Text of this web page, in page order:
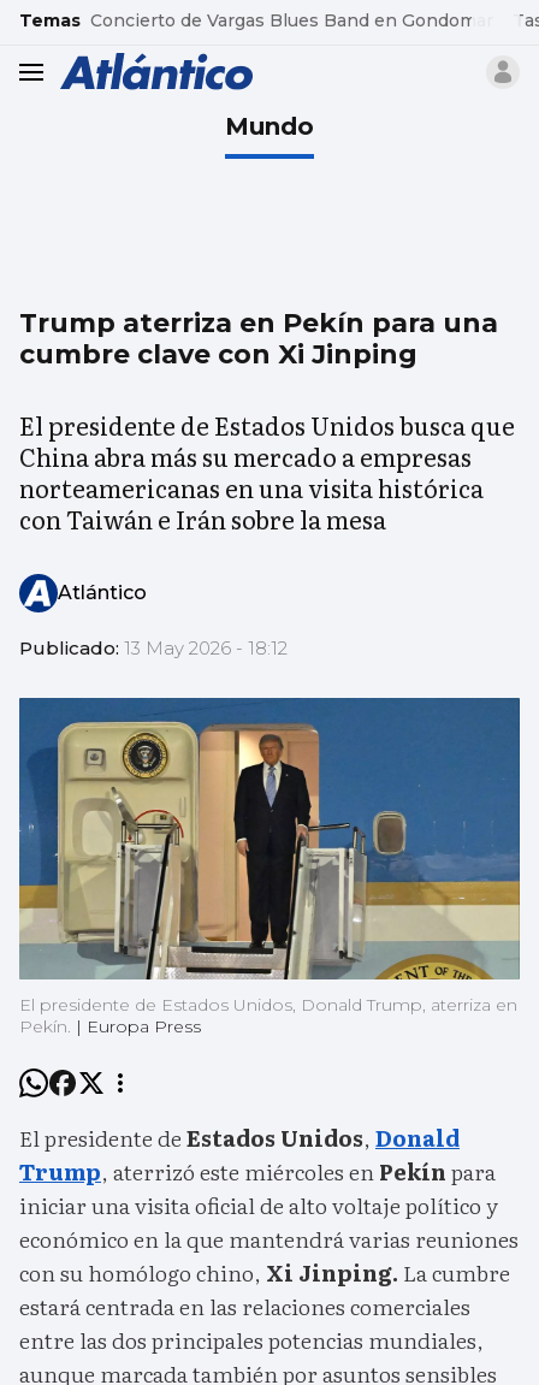
common.go-to-content
Temas Concierto de Vargas Blues Band en Gondomar
header.menu.open
Mundo
Trump aterriza en Pekín para una
cumbre clave con Xi Jinping
El presidente de Estados Unidos busca que
China abra más su mercado a empresas
norteamericanas en una visita histórica
con Taiwán e Irán sobre la mesa
Atlántico
Publicado: 13 May 2026 - 18:12
El presidente de Estados Unidos, Donald Trump, aterriza en
Pekín. | Europa Press
El presidente deEstados Unidos, Donald
Trump, aterrizó este miércoles enPekínpara
iniciar una visita oficial de alto voltaje político y
económico en la que mantendrá varias reuniones
con su homólogo chino, Xi Jinping. La cumbre
estará centrada en las relaciones comerciales
entre las dos principales potencias mundiales,
aunque marcada también por asuntos sensibles